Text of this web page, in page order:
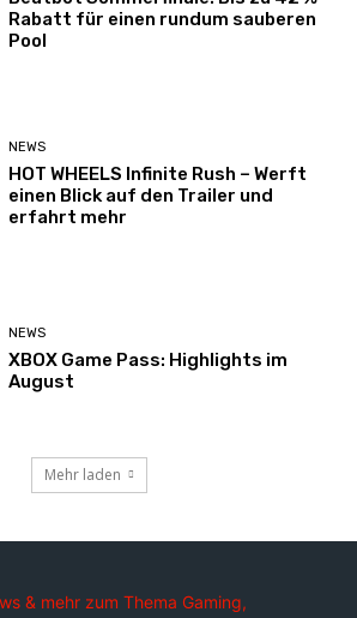
Rabatt für einen rundum sauberen
Pool
NEWS
HOT WHEELS Infinite Rush – Werft
einen Blick auf den Trailer und
erfahrt mehr
NEWS
XBOX Game Pass: Highlights im
August
Mehr laden